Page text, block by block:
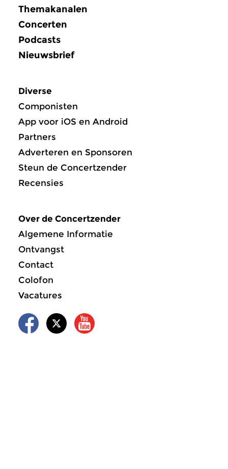
Themakanalen
Concerten
Podcasts
Nieuwsbrief
Diverse
Componisten
App voor iOS en Android
Partners
Adverteren en Sponsoren
Steun de Concertzender
Recensies
Over de Concertzender
Algemene Informatie
Ontvangst
Contact
Colofon
Vacatures